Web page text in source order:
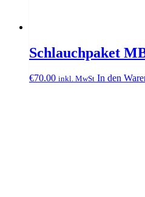
Schlauchpaket
€70.00 inkl. MwSt In den